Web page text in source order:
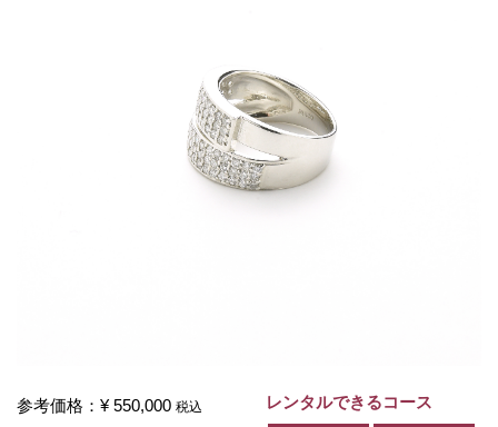
参考価格： ¥ 550,000 税込 レンタルできるコース